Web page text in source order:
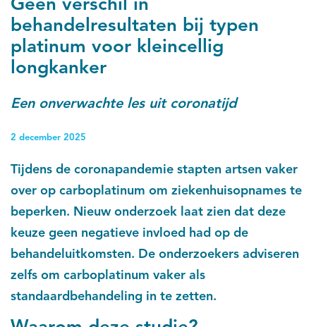
Geen verschil in
behandelresultaten bij typen
platinum voor kleincellig
longkanker
Een onverwachte les uit coronatijd
2 december 2025
Tijdens de coronapandemie stapten artsen vaker
over op carboplatinum om ziekenhuisopnames te
beperken. Nieuw onderzoek laat zien dat deze
keuze geen negatieve invloed had op de
behandeluitkomsten. De onderzoekers adviseren
zelfs om carboplatinum vaker als
standaardbehandeling in te zetten.